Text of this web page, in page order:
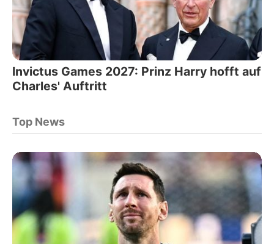
Invictus Games 2027: Prinz Harry hofft auf
Charles' Auftritt
Top News